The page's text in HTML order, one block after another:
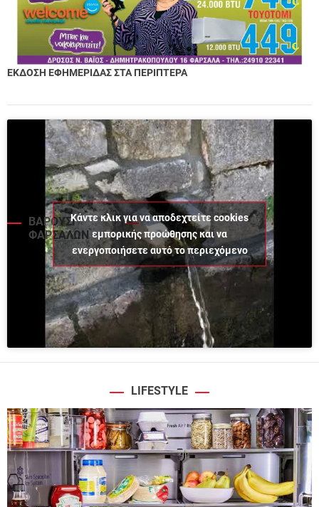
ΕΚΔΟΣΗ ΕΦΗΜΕΡΙΔΑΣ ΣΤΑ ΠΕΡΙΠΤΕΡΑ
ΒΑΡΟΥΣΙ
ΦΑΡΣΑΛΩΝ
Κάντε κλικ για να αποδεχτείτε cookies
εμπορικής προώθησης και να
ενεργοποιήσετε αυτό το περιεχόμενο
LIFESTYLE